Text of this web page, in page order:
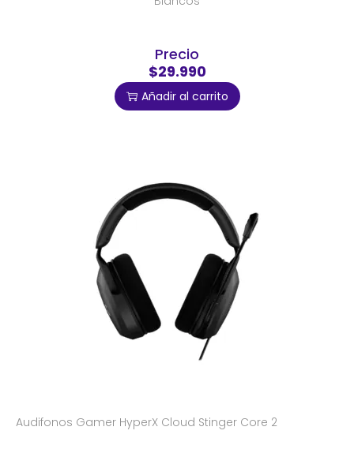
Precio
$29.990
Añadir al carrito
Audifonos Gamer HyperX Cloud Stinger Core 2